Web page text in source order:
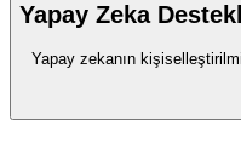
Yapay Zeka
Yapay zekanın